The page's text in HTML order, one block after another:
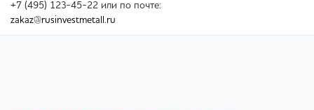
+7 (495) 123-45-22 или по почте:
zakaz@rusinvestmetall.ru